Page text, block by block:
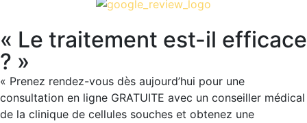
« Le traitement est-il efficace
? »
« Prenez rendez-vous dès aujourd’hui pour une
consultation en ligne GRATUITE avec un conseiller médical
de la clinique de cellules souches et obtenez une